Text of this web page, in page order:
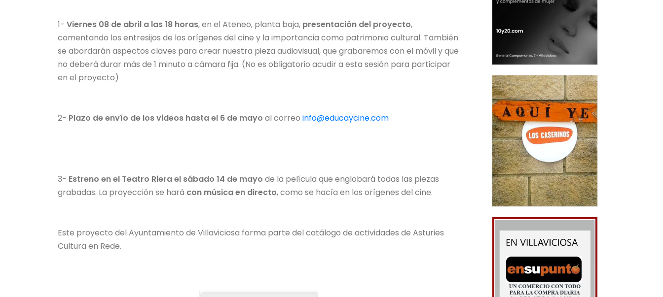
1- Viernes 08 de abril a las 18 horas, en el Ateneo, planta baja, presentación del proyecto,
comentando los entresijos de los orígenes del cine y la importancia como patrimonio cultural. También
se abordarán aspectos claves para crear nuestra pieza audiovisual, que grabaremos con el móvil y que
no deberá durar más de 1 minuto a cámara fija. (No es obligatorio acudir a esta sesión para participar
en el proyecto)
2- Plazo de envío de los videos hasta el 6 de mayo al correo info@educaycine.com
3- Estreno en el Teatro Riera el sábado 14 de mayo de la película que englobará todas las piezas
grabadas. La proyección se hará con música en directo, como se hacía en los orígenes del cine.
Este proyecto del Ayuntamiento de Villaviciosa forma parte del catálogo de actividades de Asturies
Cultura en Rede.